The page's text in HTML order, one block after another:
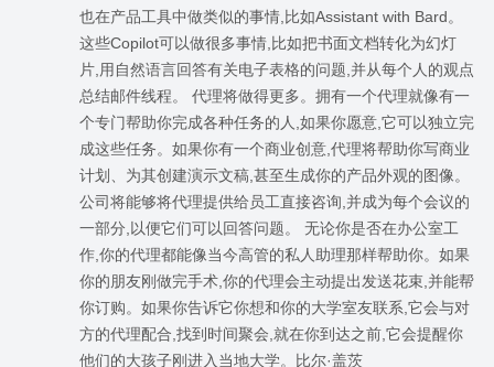
也在产品工具中做类似的事情,比如Assistant with Bard。
这些Copilot可以做很多事情,比如把书面文档转化为幻灯
片,用自然语言回答有关电子表格的问题,并从每个人的观点
总结邮件线程。 代理将做得更多。拥有一个代理就像有一
个专门帮助你完成各种任务的人,如果你愿意,它可以独立完
成这些任务。如果你有一个商业创意,代理将帮助你写商业
计划、为其创建演示文稿,甚至生成你的产品外观的图像。
公司将能够将代理提供给员工直接咨询,并成为每个会议的
一部分,以便它们可以回答问题。 无论你是否在办公室工
作,你的代理都能像当今高管的私人助理那样帮助你。如果
你的朋友刚做完手术,你的代理会主动提出发送花束,并能帮
你订购。如果你告诉它你想和你的大学室友联系,它会与对
方的代理配合,找到时间聚会,就在你到达之前,它会提醒你
他们的大孩子刚进入当地大学。比尔·盖茨